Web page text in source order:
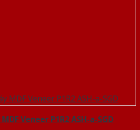
Veneer P1R2 ASH-a-SGD